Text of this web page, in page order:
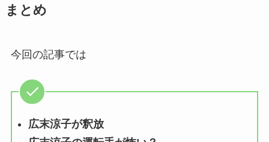
まとめ
今回の記事では
広末涼子が釈放